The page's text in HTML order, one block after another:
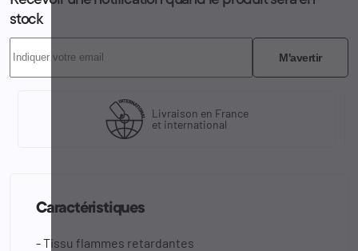
stock
M'avertir
Livraison en France
et international
Caractéristiques
- Tissu flammes retardantes